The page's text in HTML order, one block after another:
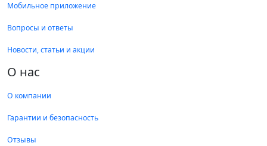
Мобильное приложение
Вопросы и ответы
Новости, статьи и акции
О нас
О компании
Гарантии и безопасность
Отзывы